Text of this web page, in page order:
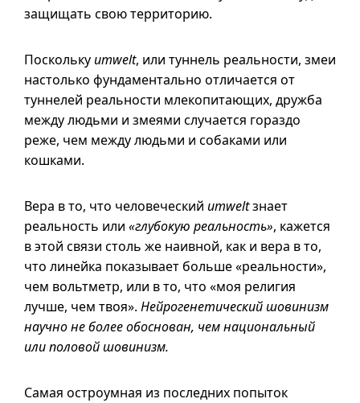
защищать свою территорию.
Посколькуumwelt, или туннель реальности, змеи
настолько фундаментально отличается от
туннелей реальности млекопитающих, дружба
между людьми и змеями случается гораздо
реже, чем между людьми и собаками или
кошками.
Вера в то, что человеческий umweltзнает
реальность или «глубокую реальность», кажется
в этой связи столь же наивной, как и вера в то,
что линейка показывает больше «реальности»,
чем вольтметр, или в то, что «моя религия
лучше, чем твоя». Нейрогенетический шовинизм
научно не более обоснован, чем национальный
или половой шовинизм.
Самая остроумная из последних попыток